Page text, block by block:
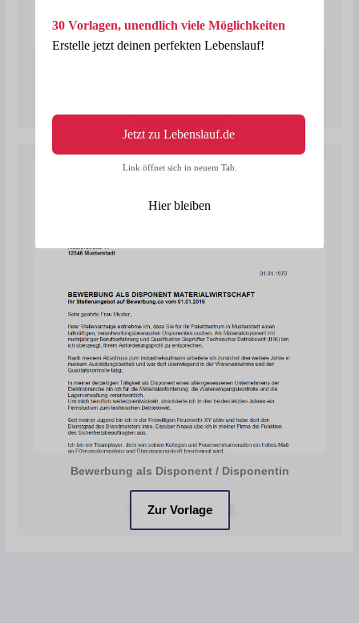
Bewerbung als Disponent / Disponentin
Zur Vorlage
Link öffnet sich in neuem Tab.
Hier bleiben
30 Vorlagen, unendlich viele Möglichkeiten
Erstelle jetzt deinen perfekten Lebenslauf!
Jetzt zu Lebenslauf.de